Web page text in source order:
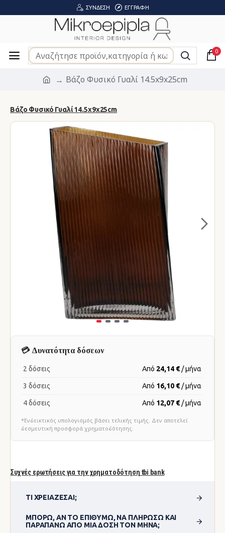
ΣΎΝΔΕΣΗ ΕΓΓΡΑΦΉ
0
Βάζο Φυσικό Γυαλί 14.5x9x25cm
Βάζο Φυσικό Γυαλί 14.5x9x25cm
Συχνές ερωτήσεις για την χρηματοδότηση tbi bank
ΤΙ ΧΡΕΙΆΖΕΣΑΙ;
ΜΠΟΡΏ, ΑΝ ΤΟ ΕΠΙΘΥΜΏ, ΝΑ ΠΛΗΡΏΣΩ ΚΑΙ
ΠΑΡΑΠΆΝΩ ΑΠΌ ΜΊΑ ΔΌΣΗ ΤΟΝ ΜΉΝΑ;
💳 Δυνατότητα δόσεων
2 δόσεις Από 24,14 € / μήνα
3 δόσεις Από 16,10 € / μήνα
4 δόσεις Από 12,07 € / μήνα
*Ενδεικτικός υπολογισμός βάσει τελικής τιμής. Δεν αποτελεί
δεσμευτική προσφορά χρηματοδότησης.